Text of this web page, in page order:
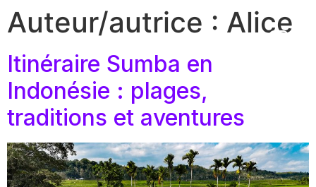
Auteur/autrice : Alice
Itinéraire Sumba en
Indonésie : plages,
traditions et aventures